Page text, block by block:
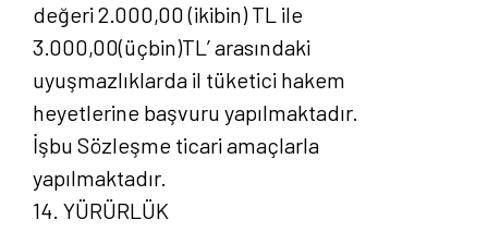
değeri 2.000,00 (ikibin) TL ile
3.000,00(üçbin)TL’ arasındaki
uyuşmazlıklarda il tüketici hakem
heyetlerine başvuru yapılmaktadır.
İşbu Sözleşme ticari amaçlarla
yapılmaktadır.
14. YÜRÜRLÜK